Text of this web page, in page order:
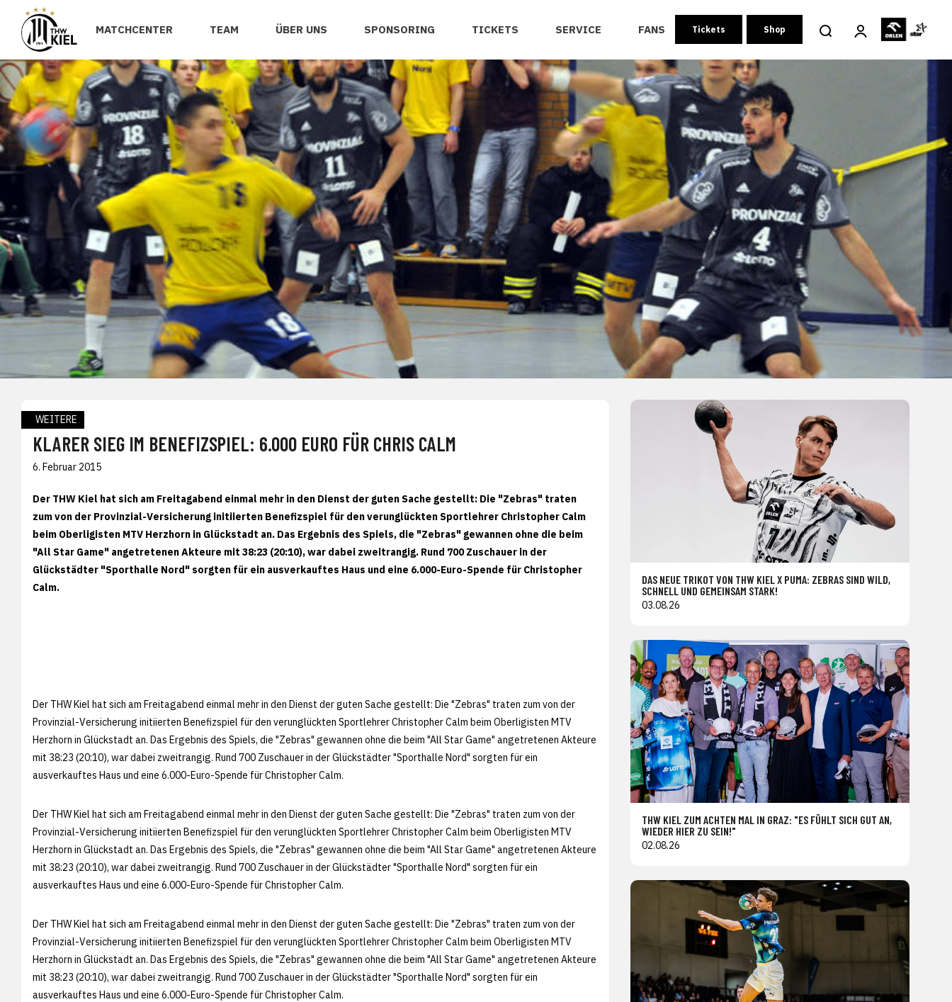
MATCHCENTER TEAM ÜBER UNS SPONSORING TICKETS SERVICE FANS Tickets Shop
WEITERE
KLARER SIEG IM BENEFIZSPIEL: 6.000 EURO FÜR CHRIS CALM
6. Februar 2015
Der THW Kiel hat sich am Freitagabend einmal mehr in den Dienst der guten Sache gestellt: Die "Zebras" traten
zum von der Provinzial-Versicherung initiierten Benefizspiel für den verunglückten Sportlehrer Christopher Calm
beim Oberligisten MTV Herzhorn in Glückstadt an. Das Ergebnis des Spiels, die "Zebras" gewannen ohne die beim
"All Star Game" angetretenen Akteure mit 38:23 (20:10), war dabei zweitrangig. Rund 700 Zuschauer in der
Glückstädter "Sporthalle Nord" sorgten für ein ausverkauftes Haus und eine 6.000-Euro-Spende für Christopher
Calm.
Der THW Kiel hat sich am Freitagabend einmal mehr in den Dienst der guten Sache gestellt: Die "Zebras" traten zum von der
Provinzial-Versicherung initiierten Benefizspiel für den verunglückten Sportlehrer Christopher Calm beim Oberligisten MTV
Herzhorn in Glückstadt an. Das Ergebnis des Spiels, die "Zebras" gewannen ohne die beim "All Star Game" angetretenen Akteure
mit 38:23 (20:10), war dabei zweitrangig. Rund 700 Zuschauer in der Glückstädter "Sporthalle Nord" sorgten für ein
ausverkauftes Haus und eine 6.000-Euro-Spende für Christopher Calm.
Der THW Kiel hat sich am Freitagabend einmal mehr in den Dienst der guten Sache gestellt: Die "Zebras" traten zum von der
Provinzial-Versicherung initiierten Benefizspiel für den verunglückten Sportlehrer Christopher Calm beim Oberligisten MTV
Herzhorn in Glückstadt an. Das Ergebnis des Spiels, die "Zebras" gewannen ohne die beim "All Star Game" angetretenen Akteure
mit 38:23 (20:10), war dabei zweitrangig. Rund 700 Zuschauer in der Glückstädter "Sporthalle Nord" sorgten für ein
ausverkauftes Haus und eine 6.000-Euro-Spende für Christopher Calm.
Der THW Kiel hat sich am Freitagabend einmal mehr in den Dienst der guten Sache gestellt: Die "Zebras" traten zum von der
Provinzial-Versicherung initiierten Benefizspiel für den verunglückten Sportlehrer Christopher Calm beim Oberligisten MTV
Herzhorn in Glückstadt an. Das Ergebnis des Spiels, die "Zebras" gewannen ohne die beim "All Star Game" angetretenen Akteure
mit 38:23 (20:10), war dabei zweitrangig. Rund 700 Zuschauer in der Glückstädter "Sporthalle Nord" sorgten für ein
ausverkauftes Haus und eine 6.000-Euro-Spende für Christopher Calm.
DAS NEUE TRIKOT VON THW KIEL X PUMA: ZEBRAS SIND WILD,
SCHNELL UND GEMEINSAM STARK!
03.08.26
THW KIEL ZUM ACHTEN MAL IN GRAZ: "ES FÜHLT SICH GUT AN,
WIEDER HIER ZU SEIN!"
02.08.26